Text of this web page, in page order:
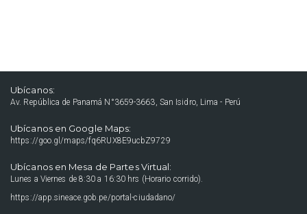
Ubícanos:
Av. República de Panamá N°3659-3663, San Isidro, Lima - Perú
Ubícanos en Google Maps:
https://goo.gl/maps/fq6RUX8E9ucbZ9729
Ubícanos en Mesa de Partes Virtual:
Lunes a Viernes de 8:30 a 16:30 hrs (Horario corrido).
https://app.sineace.gob.pe/portal-ciudadano/